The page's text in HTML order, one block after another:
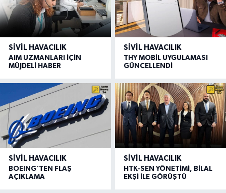
SIVIL HAVACILIK
AIM UZMANLARI İÇİN
MÜJDELİ HABER
SIVIL HAVACILIK
THY MOBİL UYGULAMASI
GÜNCELLENDİ
SIVIL HAVACILIK
BOEING'TEN FLAŞ
AÇIKLAMA
SIVIL HAVACILIK
HTK-SEN YÖNETİMİ, BİLAL
EKŞİ İLE GÖRÜŞTÜ